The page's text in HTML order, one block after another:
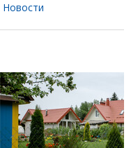
Новости